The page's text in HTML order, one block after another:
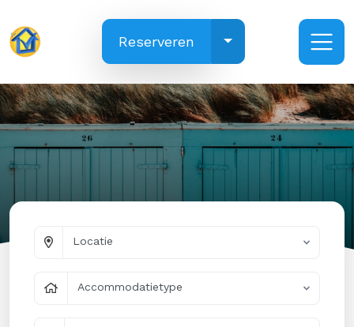
Reserveren Toggle Dropdown
Locatie
Accommodatietype